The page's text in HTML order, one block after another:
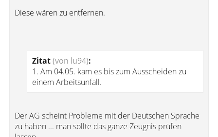
Diese wären zu entfernen.
Zitat(von lu94):
1. Am 04.05. kam es bis zum Ausscheiden zu
einem Arbeitsunfall.
Der AG scheint Probleme mit der Deutschen Sprache
zu haben ... man sollte das ganze Zeugnis prüfen